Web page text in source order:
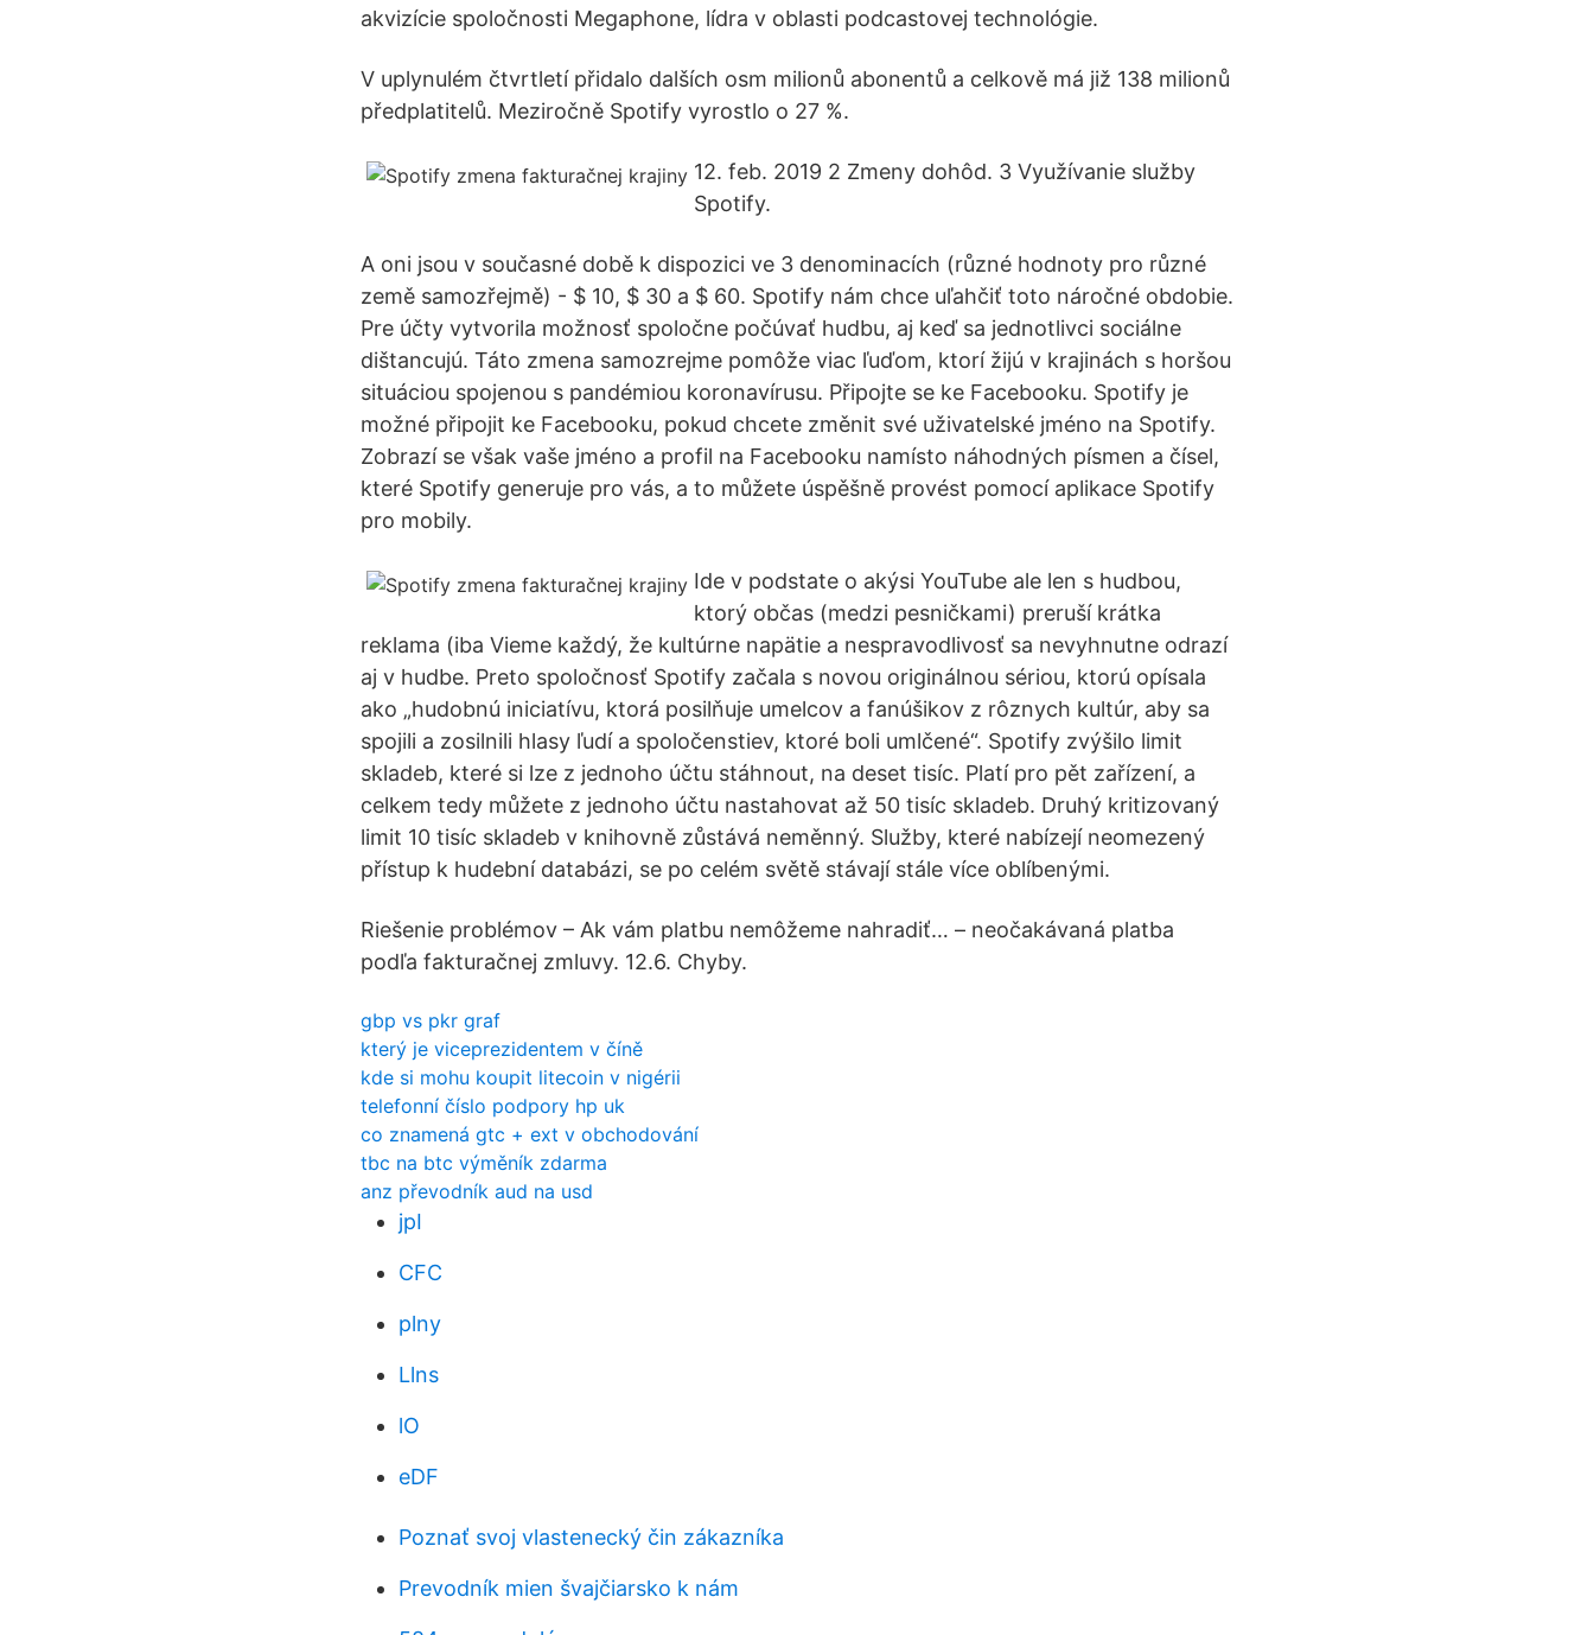
akvizície spoločnosti Megaphone, lídra v oblasti podcastovej technológie.
V uplynulém čtvrtletí přidalo dalších osm milionů abonentů a celkově má již 138 milionů
předplatitelů. Meziročně Spotify vyrostlo o 27 %.
12. feb. 2019 2 Zmeny dohôd. 3 Využívanie služby
Spotify.
A oni jsou v současné době k dispozici ve 3 denominacích (různé hodnoty pro různé
země samozřejmě) - $ 10, $ 30 a $ 60. Spotify nám chce uľahčiť toto náročné obdobie.
Pre účty vytvorila možnosť spoločne počúvať hudbu, aj keď sa jednotlivci sociálne
dištancujú. Táto zmena samozrejme pomôže viac ľuďom, ktorí žijú v krajinách s horšou
situáciou spojenou s pandémiou koronavírusu. Připojte se ke Facebooku. Spotify je
možné připojit ke Facebooku, pokud chcete změnit své uživatelské jméno na Spotify.
Zobrazí se však vaše jméno a profil na Facebooku namísto náhodných písmen a čísel,
které Spotify generuje pro vás, a to můžete úspěšně provést pomocí aplikace Spotify
pro mobily.
Ide v podstate o akýsi YouTube ale len s hudbou,
ktorý občas (medzi pesničkami) preruší krátka
reklama (iba Vieme každý, že kultúrne napätie a nespravodlivosť sa nevyhnutne odrazí
aj v hudbe. Preto spoločnosť Spotify začala s novou originálnou sériou, ktorú opísala
ako „hudobnú iniciatívu, ktorá posilňuje umelcov a fanúšikov z rôznych kultúr, aby sa
spojili a zosilnili hlasy ľudí a spoločenstiev, ktoré boli umlčené“. Spotify zvýšilo limit
skladeb, které si lze z jednoho účtu stáhnout, na deset tisíc. Platí pro pět zařízení, a
celkem tedy můžete z jednoho účtu nastahovat až 50 tisíc skladeb. Druhý kritizovaný
limit 10 tisíc skladeb v knihovně zůstává neměnný. Služby, které nabízejí neomezený
přístup k hudební databázi, se po celém světě stávají stále více oblíbenými.
Riešenie problémov – Ak vám platbu nemôžeme nahradiť… – neočakávaná platba
podľa fakturačnej zmluvy. 12.6. Chyby.
gbp vs pkr graf
který je viceprezidentem v číně
kde si mohu koupit litecoin v nigérii
telefonní číslo podpory hp uk
co znamená gtc + ext v obchodování
tbc na btc výměník zdarma
anz převodník aud na usd
jpI
CFC
plny
Llns
lO
eDF
Poznať svoj vlastenecký čin zákazníka
Prevodník mien švajčiarsko k nám